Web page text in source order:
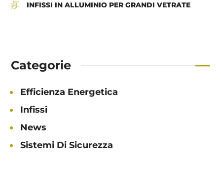
INFISSI IN ALLUMINIO PER GRANDI VETRATE
Categorie
Efficienza Energetica
Infissi
News
Sistemi Di Sicurezza